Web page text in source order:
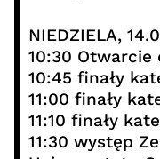
NIEDZIELA,
10:30 Otwarcie
10:45 finały
11:00 finały
11:10 finały
11:30 występ